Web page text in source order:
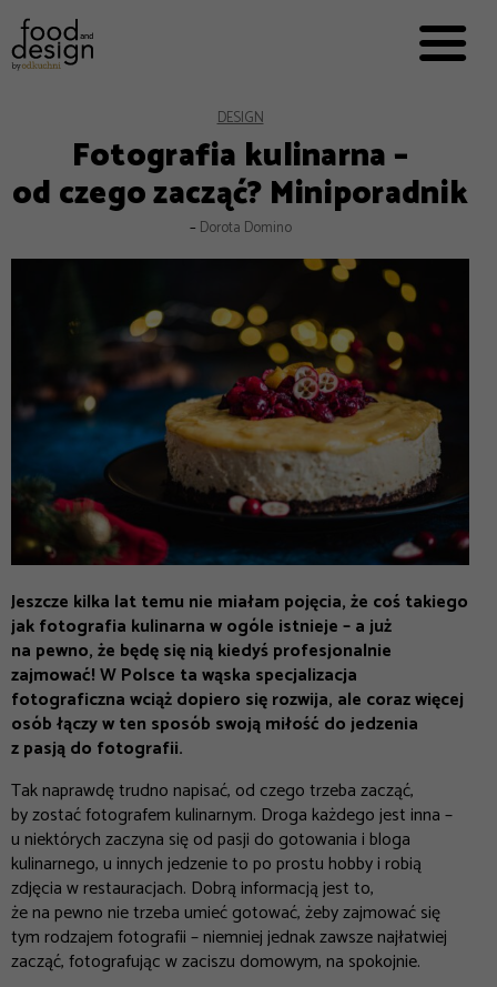


EKSPERCI
FOOD WORKING
E-BOOKI
O NAS
DESIGN
Fotografia kulinarna –
od czego zacząć? Miniporadnik
– Dorota Domino
Jeszcze kilka lat temu nie miałam pojęcia, że coś takiego
jak fotografia kulinarna w ogóle istnieje – a już
na pewno, że będę się nią kiedyś profesjonalnie
zajmować! W Polsce ta wąska specjalizacja
fotograficzna wciąż dopiero się rozwija, ale coraz więcej
osób łączy w ten sposób swoją miłość do jedzenia
z pasją do fotografii.
Tak naprawdę trudno napisać, od czego trzeba zacząć,
by zostać fotografem kulinarnym. Droga każdego jest inna –
u niektórych zaczyna się od pasji do gotowania i bloga
kulinarnego, u innych jedzenie to po prostu hobby i robią
zdjęcia w restauracjach. Dobrą informacją jest to,
że na pewno nie trzeba umieć gotować, żeby zajmować się
tym rodzajem fotografii – niemniej jednak zawsze najłatwiej
zacząć, fotografując w zaciszu domowym, na spokojnie.